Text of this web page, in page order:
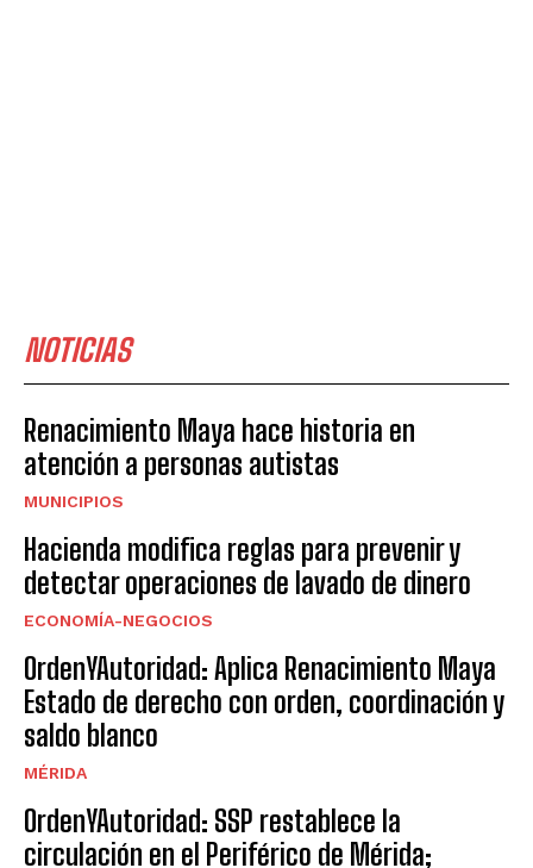
NOTICIAS
Renacimiento Maya hace historia en
atención a personas autistas
MUNICIPIOS
Hacienda modifica reglas para prevenir y
detectar operaciones de lavado de dinero
ECONOMÍA-NEGOCIOS
OrdenYAutoridad: Aplica Renacimiento Maya
Estado de derecho con orden, coordinación y
saldo blanco
MÉRIDA
OrdenYAutoridad: SSP restablece la
circulación en el Periférico de Mérida;